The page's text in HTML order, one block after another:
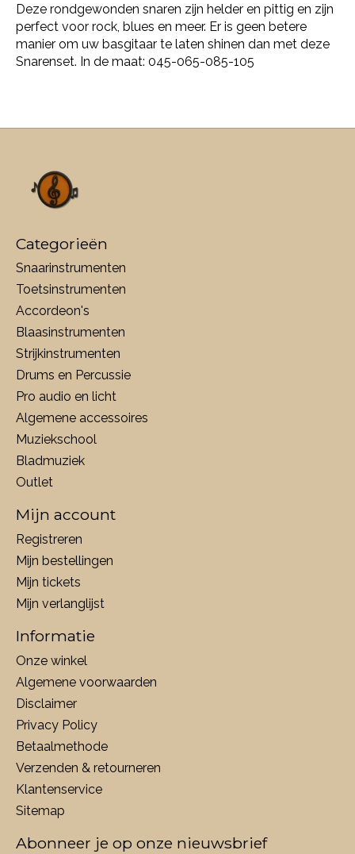
Deze rondgewonden snaren zijn helder en pittig en zijn
perfect voor rock, blues en meer. Er is geen betere
manier om uw basgitaar te laten shinen dan met deze
Snarenset. In de maat: 045-065-085-105
Categorieën
Snaarinstrumenten
Toetsinstrumenten
Accordeon's
Blaasinstrumenten
Strijkinstrumenten
Drums en Percussie
Pro audio en licht
Algemene accessoires
Muziekschool
Bladmuziek
Outlet
Mijn account
Registreren
Mijn bestellingen
Mijn tickets
Mijn verlanglijst
Informatie
Onze winkel
Algemene voorwaarden
Disclaimer
Privacy Policy
Betaalmethode
Verzenden & retourneren
Klantenservice
Sitemap
Abonneer je op onze nieuwsbrief